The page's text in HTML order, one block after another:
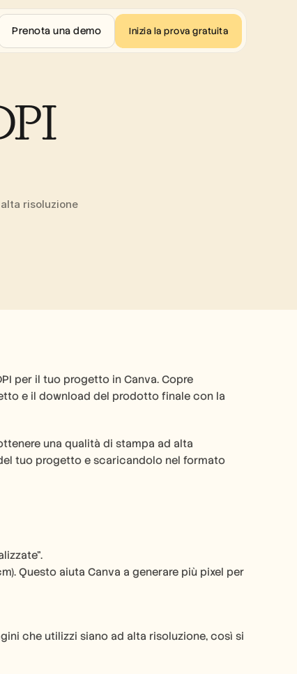
risoluzione
per il tuo progetto in Canva. Copre
e il download del prodotto finale con la
una qualità di stampa ad alta
tuo progetto e scaricandolo nel formato
Questo aiuta Canva a generare più pixel per
che utilizzi siano ad alta risoluzione, così si
Prenota una demo Inizia la prova gratuita